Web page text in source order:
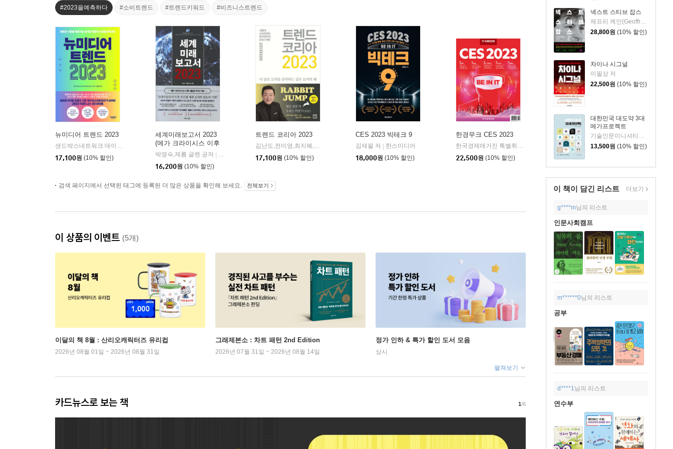
넥스트 스티브 잡스
제프리 케인(Geoffrey Cain) 저/이민석 역
28,800원 (10% 할인)
차이나 시그널
이필상 저
22,500원 (10% 할인)
대한민국 대도약 3대
메가프로젝트
기술인문이니셔티브 집현 저
13,500원 (10% 할인)
이 책이 담긴 리스트 더보기
g****m님의 리스트
인문사회캠프
m******0님의 리스트
공부
d****1 님의 리스트
연수부
#2023을예측하다 #소비트렌드 #트렌드키워드 #비즈니스트렌드
뉴미디어 트렌드 2023
샌드박스네트워크 데이터랩,노성산,박진경,김태홍 저 | 샌드박스스토리
17,100원 (10% 할인)
세계미래보고서 2023
(메가 크라이시스 이후
새로운 부의 기회)
박영숙,제롬 글렌 공저
비즈니스북스
16,200원 (10% 할인)
트렌드 코리아 2023
김난도,전미영,최지혜,이수진,권정윤,이준영,이향은,한다혜,이혜원,추예린,전다현 공저 | 미래의창
17,100원 (10% 할인)
CES 2023 빅테크 9
김재필 저
한스미디어
18,000원 (10% 할인)
한경무크 CES 2023
한국경제매거진 특별취재단 저
한국경제신문
22,500원 (10% 할인)
검색 페이지에서 선택된 태그에 등록된 더 많은 상품을 확인해 보세요. 전체보기
이 상품의 이벤트 (5개)
이달의 책 8월 : 산리오캐릭터즈 유리컵
2026년 08월 01일 ~ 2026년 08월 31일
그래제본소 : 차트 패턴 2nd Edition
2026년 07월 31일 ~ 2026년 08월 14일
정가 인하 & 특가 할인 도서 모음
상시
펼쳐보기
카드뉴스로 보는 책 1/6